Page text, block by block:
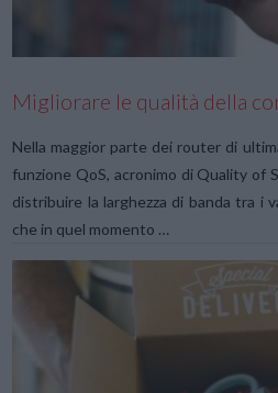
Migliorare le qualità della
Nella maggior parte dei router di
funzione QoS, acronimo di Quality of
distribuire la larghezza di banda tra i
che in quel momento …